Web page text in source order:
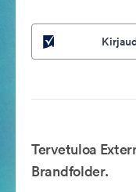
Tervetuloa
Brandfolder.